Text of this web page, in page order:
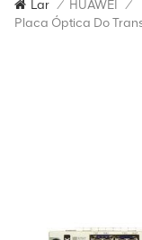
Lar / HUAWEI /